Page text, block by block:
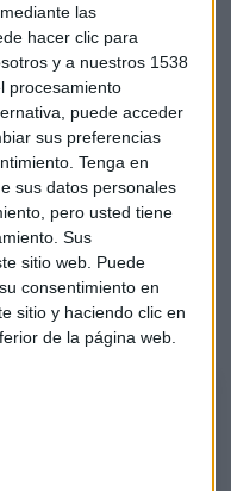
las
hacer clic para
y a nuestros 1538
procesamiento
puede acceder
sus preferencias
Tenga en
sus datos personales
pero usted tiene
Sus
sitio web. Puede
consentimiento en
sitio y haciendo clic en
de la página web.
Iturralde explica que
más de lo que lo ha
en el último mes no se
por mal camino"
Iturralde
Iturralde esBBVA.
a zonas de
de operativa
tranquila y pone el